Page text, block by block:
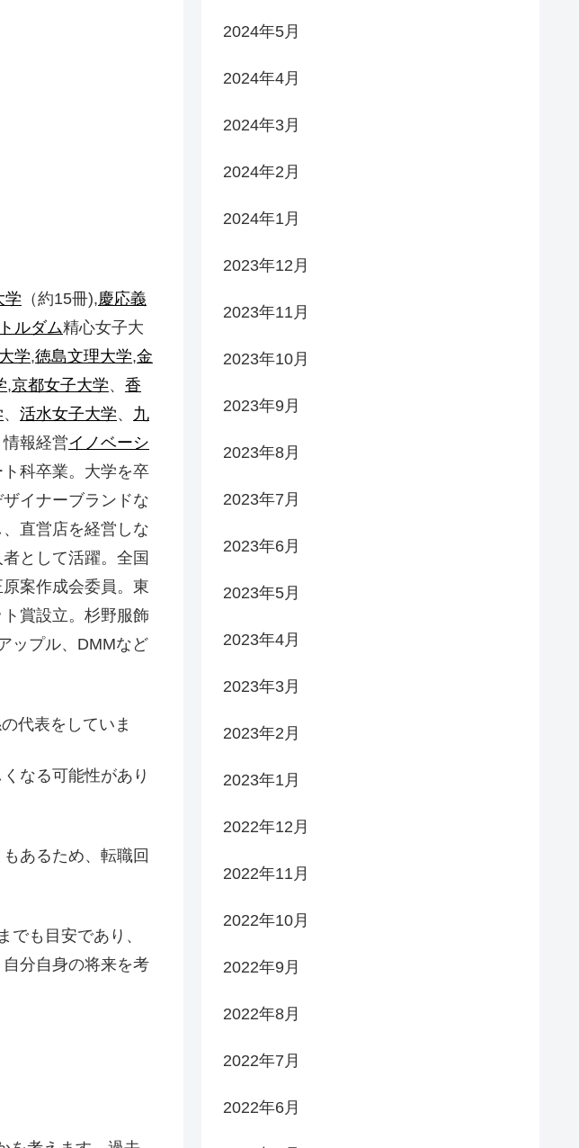
学 （約15冊),慶応義
ルダム精心女子大
学,徳島文理大学,金
,京都女子大学、 香
、 活水女子大学、 九
情報経営イノベーシ
科卒業。大学を卒
イナーブランドな
直営店を経営しな
として活躍。全国
案作成会委員。東
賞設立。杉野服飾
ップル、DMMなど
代表をしていま
なる可能性があり
あるため、転職回
も目安であり、
分自身の将来を考
2024年5月
2024年4月
2024年3月
2024年2月
2024年1月
2023年12月
2023年11月
2023年10月
2023年9月
2023年8月
2023年7月
2023年6月
2023年5月
2023年4月
2023年3月
2023年2月
2023年1月
2022年12月
2022年11月
2022年10月
2022年9月
2022年8月
2022年7月
2022年6月